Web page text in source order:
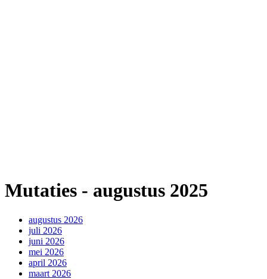
Mutaties - augustus 2025
augustus 2026
juli 2026
juni 2026
mei 2026
april 2026
maart 2026